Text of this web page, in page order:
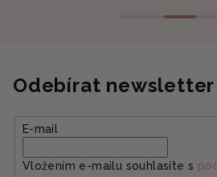
Odebírat newsletter
E-mail
Vložením e-mailu souhlasíte s